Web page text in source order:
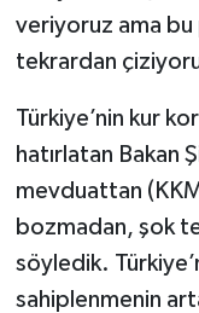
veriyoruz ama bu
tekrardan
Türkiye’nin kur
hatırlatan Bakan
mevduattan
bozmadan, şok
söyledik.
sahiplenmenin